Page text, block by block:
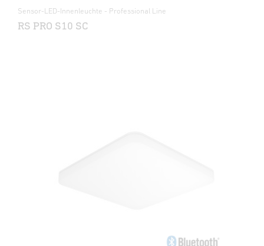
Sensor-LED-Innenleuchte - Professional Line
RS PRO S10 SC